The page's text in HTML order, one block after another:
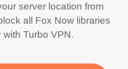
server location from
all Fox Now libraries
with Turbo VPN.